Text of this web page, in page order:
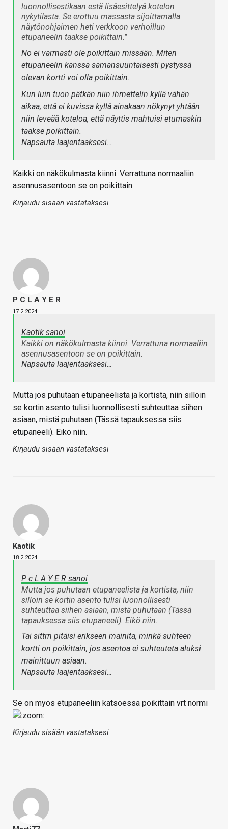
luonnollisestikaan estä lisäesittelyä kotelon
nykytilasta. Se erottuu massasta sijoittamalla
näytönohjaimen heti verkkoon verhoillun
etupaneelin taakse poikittain."
No ei varmasti ole poikittain missään. Miten
etupaneelin kanssa samansuuntaisesti pystyssä
olevan kortti voi olla poikittain.
Kun luin tuon pätkän niin ihmettelin kyllä vähän
aikaa, että ei kuvissa kyllä ainakaan nökynyt yhtään
niin leveää koteloa, että näyttis mahtuisi etumaskin
taakse poikittain.
Napsauta laajentaaksesi…
Kaikki on näkökulmasta kiinni. Verrattuna normaaliin
asennusasentoon se on poikittain.
Kirjaudu sisään vastataksesi
P C L A Y E R
17.2.2024
Kaotik sanoi
Kaikki on näkökulmasta kiinni. Verrattuna normaaliin
asennusasentoon se on poikittain.
Napsauta laajentaaksesi…
Mutta jos puhutaan etupaneelista ja kortista, niin silloin
se kortin asento tulisi luonnollisesti suhteuttaa siihen
asiaan, mistä puhutaan (Tässä tapauksessa siis
etupaneeli). Eikö niin.
Kirjaudu sisään vastataksesi
Kaotik
18.2.2024
P c L A Y E R sanoi
Mutta jos puhutaan etupaneelista ja kortista, niin
silloin se kortin asento tulisi luonnollisesti
suhteuttaa siihen asiaan, mistä puhutaan (Tässä
tapauksessa siis etupaneeli). Eikö niin.
Tai sittrn pitäisi erikseen mainita, minkä suhteen
kortti on poikittain, jos asentoa ei suhteuteta aluksi
mainittuun asiaan.
Napsauta laajentaaksesi…
Se on myös etupaneeliin katsoessa poikittain vrt normi
Kirjaudu sisään vastataksesi